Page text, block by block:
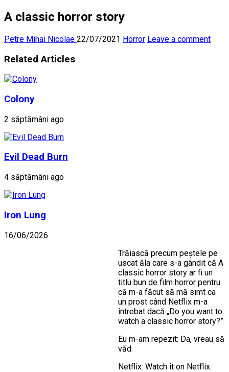
A classic horror story
Petre Mihai Nicolae 22/07/2021 Horror Leave a comment
Related Articles
Colony
2 săptămâni ago
Evil Dead Burn
4 săptămâni ago
Iron Lung
16/06/2026
Trăiască precum peștele pe
uscat ăla care s-a gândit că A
classic horror story ar fi un
titlu bun de film horror pentru
că m-a făcut să mă simt ca
un prost când Netflix m-a
întrebat dacă „Do you want to
watch a classic horror story?”
Eu m-am repezit: Da, vreau să
văd.
Netflix: Watch it on Netflix.